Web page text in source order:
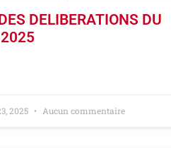
DELIBERATIONS DU
2025 Aucun commentaire